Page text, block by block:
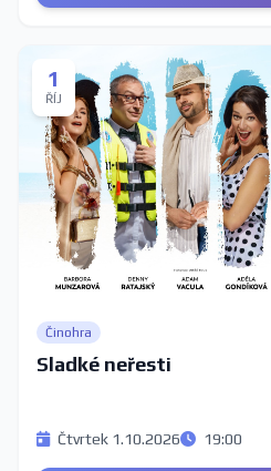
1
ŘÍJ
Činohra
Sladké neřesti
Čtvrtek 1.10.2026 19:00